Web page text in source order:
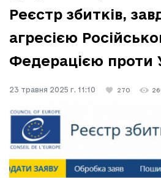
Реєстр збитків,
агресією
Федерацією проти
23 травня 2025 г. 11:10 270